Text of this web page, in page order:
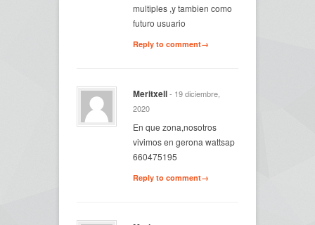
multiples ,y tambien como
futuro usuario
Reply to comment→
Meritxell- 19 diciembre,
2020
En que zona,nosotros
vivimos en gerona wattsap
660475195
Reply to comment→